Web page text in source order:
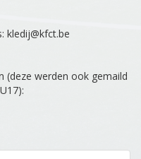
kledij@kfct.be
(deze werden ook gemaild